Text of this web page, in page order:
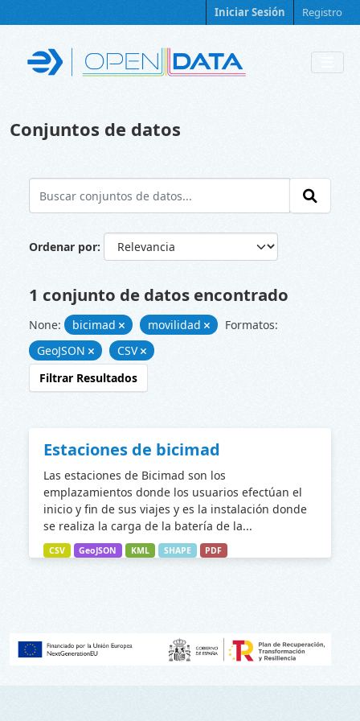
Iniciar Sesión Registro
Conjuntos de datos
Ordenar por
1 conjunto de datos encontrado
None: bicimad movilidad
Formatos:
GeoJSON
CSV
Filtrar Resultados
Estaciones de bicimad
Las estaciones de Bicimad son los
emplazamientos donde los usuarios efectúan el
inicio y fin de sus viajes y es la instalación donde
se realiza la carga de la batería de la...
CSV GeoJSON KML SHAPE PDF